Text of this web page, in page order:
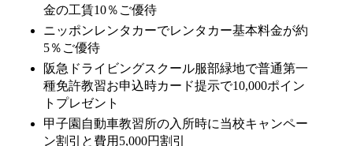
金の工賃10％ご優待
ニッポンレンタカーでレンタカー基本料金が約
5％ご優待
阪急ドライビングスクール服部緑地で普通第一
種免許教習お申込時カード提示で10,000ポイン
トプレゼント
甲子園自動車教習所の入所時に当校キャンペー
ン割引と費用5,000円割引